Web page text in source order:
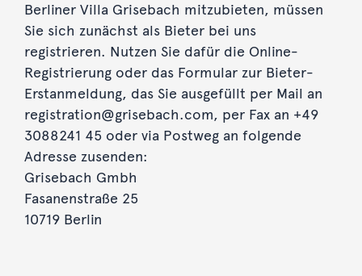
Berliner Villa Grisebach mitzubieten, müssen
Sie sich zunächst als Bieter bei uns
registrieren. Nutzen Sie dafür die Online-
Registrierung oder das Formular zur Bieter-
Erstanmeldung, das Sie ausgefüllt per Mail an
registration@grisebach.com, per Fax an +49
3088241 45 oder via Postweg an folgende
Adresse zusenden:
Grisebach Gmbh
Fasanenstraße 25
10719 Berlin